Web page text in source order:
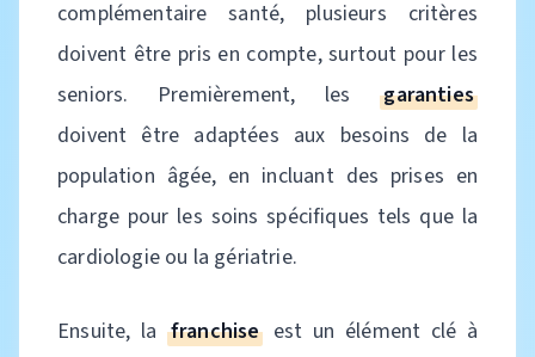
complémentaire santé, plusieurs critères
doivent être pris en compte, surtout pour les
seniors. Premièrement, lesgaranties
doivent être adaptées aux besoins de la
population âgée, en incluant des prises en
charge pour les soins spécifiques tels que la
cardiologie ou la gériatrie.
Ensuite, la franchise est un élément clé à